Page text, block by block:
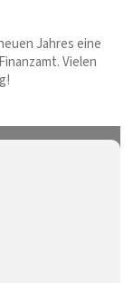
Jahres eine
Vielen